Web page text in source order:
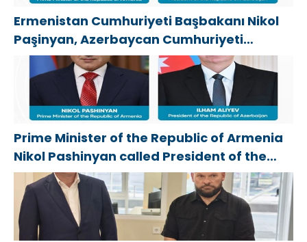
Ermenistan Cumhuriyeti Başbakanı Nikol
Paşinyan, Azerbaycan Cumhuriyeti
Cumhurbaşkanı İlham Aliyev’i aradı
Prime Minister of the Republic of Armenia
Nikol Pashinyan called President of the
Republic of Azerbaijan Ilham Aliyev